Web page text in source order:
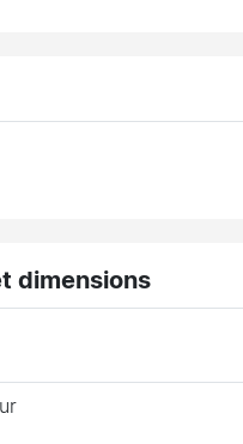
dimensions